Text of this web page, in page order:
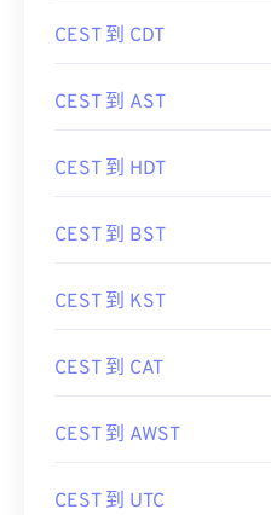
CEST 到 CDT
CEST 到 AST
CEST 到 HDT
CEST 到 BST
CEST 到 KST
CEST 到 CAT
CEST 到 AWST
CEST 到 UTC